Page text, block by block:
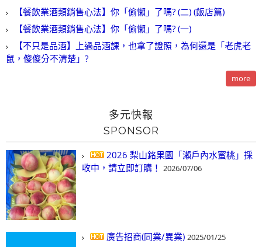
【餐飲業酒類銷售心法】你「偷懶」了嗎? (二) (飯店篇)
【餐飲業酒類銷售心法】你「偷懶」了嗎? (一)
【不只是品酒】上過品酒課，也拿了證照，為何還是「老虎老
鼠，傻傻分不清楚」?
more
多元快報
SPONSOR
2026 梨山銘果園「瀨戶內水蜜桃」採
收中，請立即訂購！ 2026/07/06
廣告招商(同業/異業) 2025/01/25